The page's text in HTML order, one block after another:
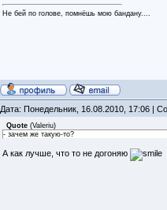
Не бей по голове, помнёшь мою бандану....
Дата: Понедельник, 16.08.2010, 17:06 |
Quote(Valeriu)
- зачем же такую-то?
А как лучше, что то не догоняю